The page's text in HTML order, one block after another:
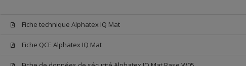
Fiche technique Alphatex IQ Mat
Fiche QCE Alphatex IQ Mat